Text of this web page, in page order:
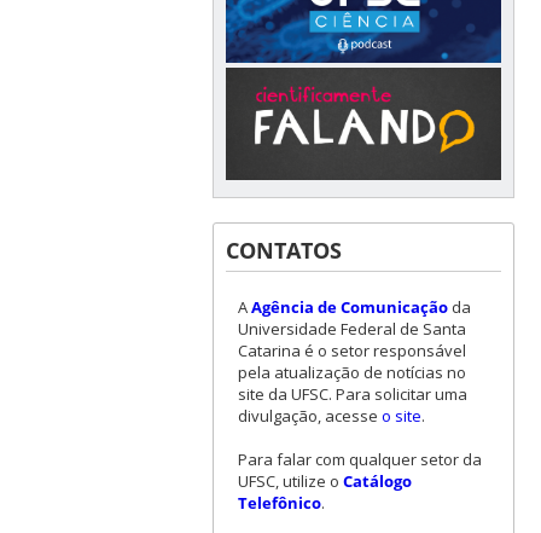
CONTATOS
AAgência de Comunicaçãoda
Universidade Federal de Santa
Catarina é o setor responsável
pela atualização de notícias no
site da UFSC. Para solicitar uma
divulgação, acesse o site.
Para falar com qualquer setor da
UFSC, utilize o Catálogo
Telefônico.